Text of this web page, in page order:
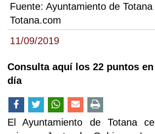
11/09/2019
Fuente: Ayuntamiento de Totana
Totana.com
Consulta aquí los 22 puntos en
día
El Ayuntamiento de Totana